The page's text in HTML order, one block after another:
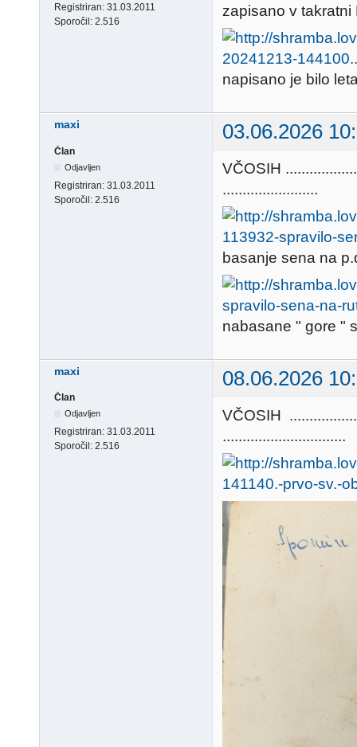
Registriran: 31.03.2011
Sporočil: 2.516
zapisano v takratni
napisano je bilo
maxi 03.06.2026
Član
Odjavljen
Registriran: 31.03.2011
Sporočil: 2.516
VČOSIH
........................
basanje sena na
nabasane " gore "
maxi 08.06.2026
Član
Odjavljen
Registriran: 31.03.2011
Sporočil: 2.516
VČOSIH
...............................